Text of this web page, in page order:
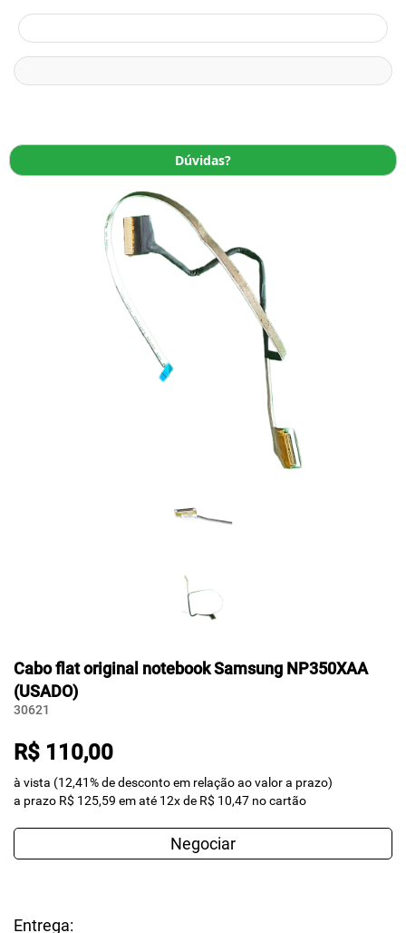
Dúvidas?
Cabo flat original notebook Samsung NP350XAA
(USADO)
30621
R$ 110,00
à vista (12,41% de desconto em relação ao valor a prazo)
a prazo R$ 125,59 em até 12x de R$ 10,47 no cartão
Negociar
Entrega: